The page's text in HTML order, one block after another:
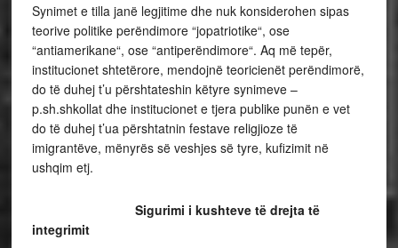
Synimet e tilla janë legjitime dhe nuk konsiderohen sipas
teorive politike perëndimore “jopatriotike“, ose
“antiamerikane“, ose “antiperëndimore“. Aq më tepër,
institucionet shtetërore, mendojnë teoricienët perëndimorë,
do të duhej t’u përshtateshin këtyre synimeve –
p.sh.shkollat dhe institucionet e tjera publike punën e vet
do të duhej t’ua përshtatnin festave religjioze të
imigrantëve, mënyrës së veshjes së tyre, kufizimit në
ushqim etj.
Sigurimi i kushteve të drejta të
integrimit